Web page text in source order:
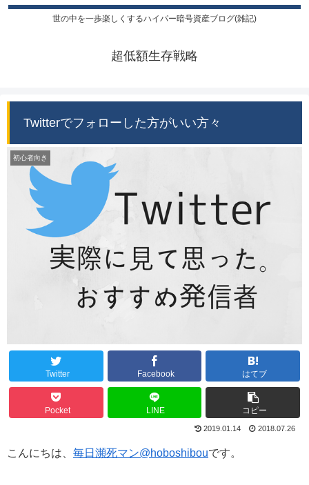
世の中を一歩楽しくするハイパー暗号資産ブログ(雑記)
超低額生存戦略
Twitterでフォローした方がいい方々
初心者向き
Twitter Facebook はてブ
Pocket LINE コピー
2019.01.14 2018.07.26
こんにちは、 毎日瀕死マン@hoboshibouです。